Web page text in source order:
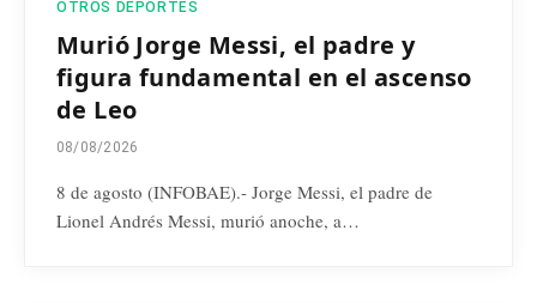
OTROS DEPORTES
Murió Jorge Messi, el padre y
figura fundamental en el ascenso
de Leo
08/08/2026
8 de agosto (INFOBAE).- Jorge Messi, el padre de
Lionel Andrés Messi, murió anoche, a…